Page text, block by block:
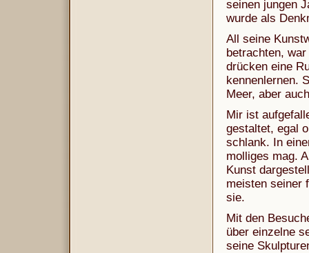
seinen jungen
wurde als
All seine
betrachten,
drücken eine
kennenlernen.
Meer, aber
Mir ist
gestaltet, egal
schlank. In
molliges mag.
Kunst
meisten seiner
sie.
Mit den
über einzelne
seine